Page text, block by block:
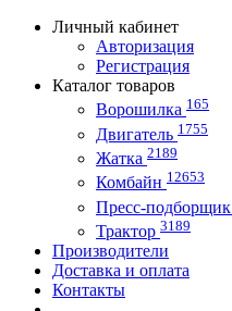
Личный кабинет
Авторизация
Регистрация
Каталог товаров
Ворошилка 165
Двигатель 1755
Жатка 2189
Комбайн 12653
Пресс-подборщик
Трактор 3189
Производители
Доставка и оплата
Контакты